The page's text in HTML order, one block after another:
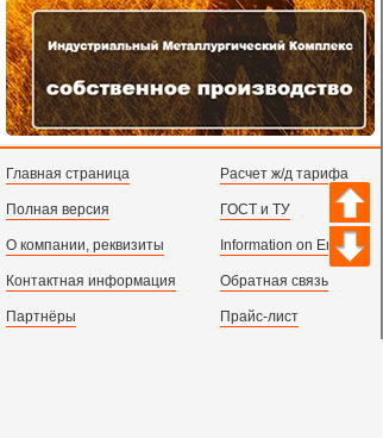
Главная страница
Полная версия
О компании, реквизиты
Контактная информация
Партнёры
Расчет ж/д тарифа
ГОСТ и ТУ
Information on English
Обратная связь
Прайс-лист